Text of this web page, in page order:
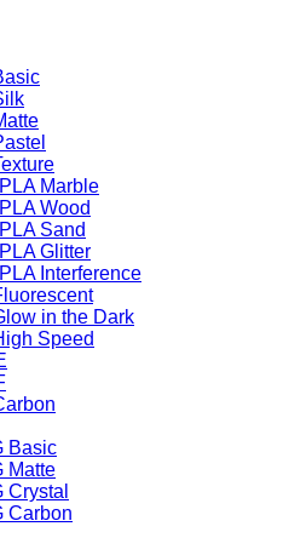
PLA Marble
PLA Wood
PLA Sand
PLA Glitter
PLA Interference
in the Dark
Speed
Basic
Matte
Crystal
Carbon